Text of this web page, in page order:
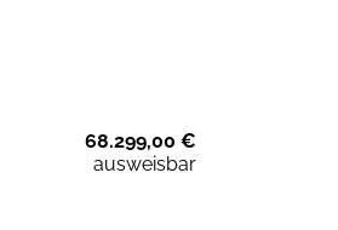
68.299,00 €
ausweisbar